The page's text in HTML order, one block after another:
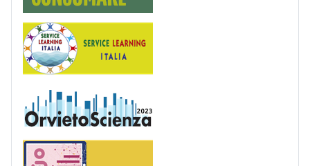
Service Learning